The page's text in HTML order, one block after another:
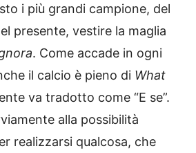
i più grandi campione, del
presente, vestire la maglia
. Come accade in ogni
il calcio è pieno di What
va tradotto come “E se”.
alla possibilità
realizzarsi qualcosa, che